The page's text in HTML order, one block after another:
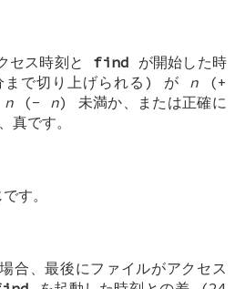
セス時刻と find が開始した時
で切り上げられる) が n(+
n(- n) 未満か、または正確に
です。
す。
合、最後にファイルがアクセス